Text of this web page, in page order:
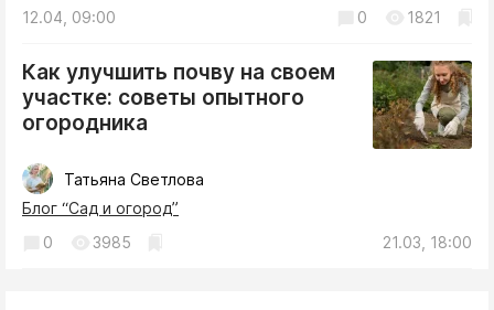
12.04, 09:00
0 1821
Как улучшить почву на своем
участке: советы опытного
огородника
Татьяна Светлова
Блог “Сад и огород”
21.03, 18:00
0 3985